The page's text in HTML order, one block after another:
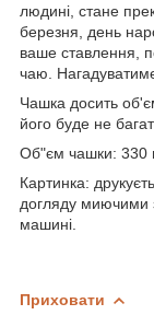
людині, стане
березня, день
ваше ставлення,
чаю.
Чашка досить
його буде не
Об"єм чашки: 330
Картинка:
догляду миючими
машині.
Приховати